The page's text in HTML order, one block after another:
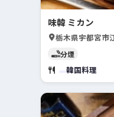
味韓 ミカン
栃木県宇都宮市
分煙
韓国料理